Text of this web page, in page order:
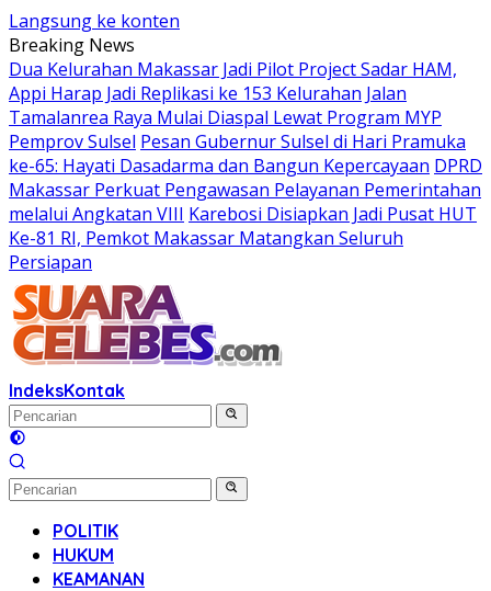
Langsung ke konten
Breaking News
Dua Kelurahan Makassar Jadi Pilot Project Sadar HAM,
Appi Harap Jadi Replikasi ke 153 Kelurahan Jalan
Tamalanrea Raya Mulai Diaspal Lewat Program MYP
Pemprov Sulsel Pesan Gubernur Sulsel di Hari Pramuka
ke-65: Hayati Dasadarma dan Bangun Kepercayaan DPRD
Makassar Perkuat Pengawasan Pelayanan Pemerintahan
melalui Angkatan VIII Karebosi Disiapkan Jadi Pusat HUT
Ke-81 RI, Pemkot Makassar Matangkan Seluruh
Persiapan
IndeksKontak
POLITIK
HUKUM
KEAMANAN